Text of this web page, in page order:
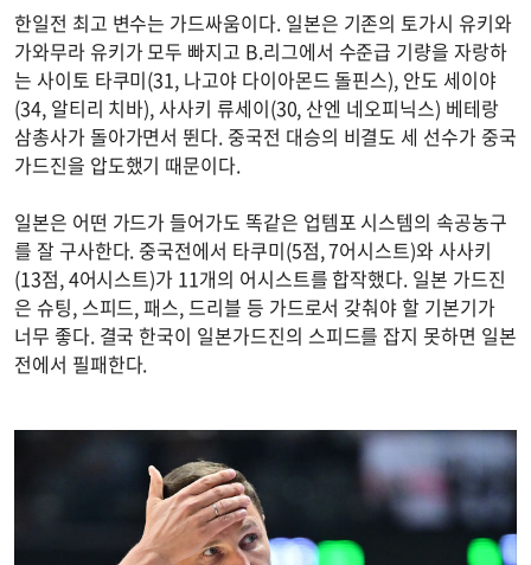
한일전 최고 변수는 가드싸움이다. 일본은 기존의 토가시 유키와
가와무라 유키가 모두 빠지고 B.리그에서 수준급 기량을 자랑하
는 사이토 타쿠미(31, 나고야 다이아몬드 돌핀스), 안도 세이야
(34, 알티리 치바), 사사키 류세이(30, 산엔 네오피닉스) 베테랑
삼총사가 돌아가면서 뛴다. 중국전 대승의 비결도 세 선수가 중국
가드진을 압도했기 때문이다.
일본은 어떤 가드가 들어가도 똑같은 업템포 시스템의 속공농구
를 잘 구사한다. 중국전에서 타쿠미(5점, 7어시스트)와 사사키
(13점, 4어시스트)가 11개의 어시스트를 합작했다. 일본 가드진
은 슈팅, 스피드, 패스, 드리블 등 가드로서 갖춰야 할 기본기가
너무 좋다. 결국 한국이 일본가드진의 스피드를 잡지 못하면 일본
전에서 필패한다.